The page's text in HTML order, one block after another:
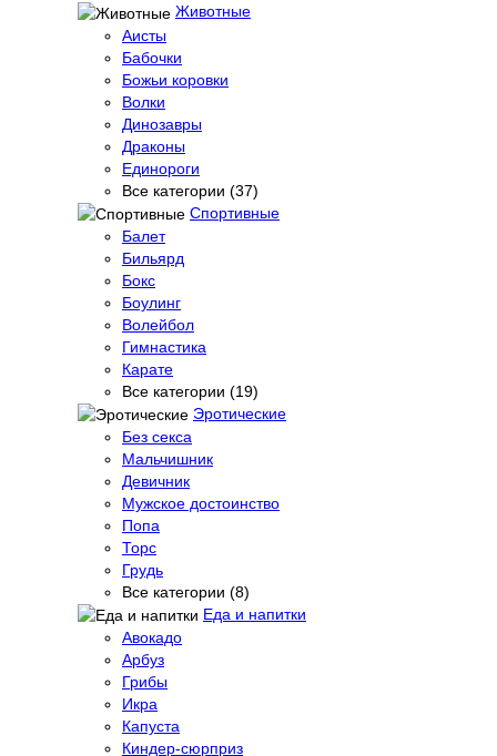
Животные
Аисты
Бабочки
Божьи коровки
Волки
Динозавры
Драконы
Единороги
Все категории (37)
Спортивные
Балет
Бильярд
Бокс
Боулинг
Волейбол
Гимнастика
Карате
Все категории (19)
Эротические
Без секса
Мальчишник
Девичник
Мужское достоинство
Попа
Торс
Грудь
Все категории (8)
Еда и напитки
Авокадо
Арбуз
Грибы
Икра
Капуста
Киндер-сюрприз